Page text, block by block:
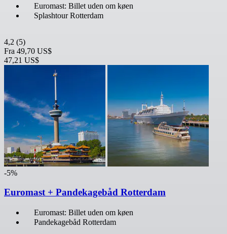
Euromast: Billet uden om køen
Splashtour Rotterdam
4,2 (5)
Fra 49,70 US$
47,21 US$
-5%
Euromast + Pandekagebåd Rotterdam
Euromast: Billet uden om køen
Pandekagebåd Rotterdam